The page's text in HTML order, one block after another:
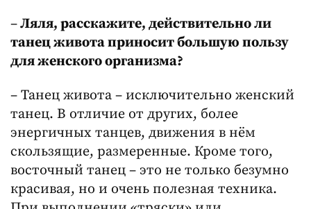
–Ляля, расскажите, действительно ли
танец живота приносит большую пользу
для женского организма?
– Танец живота – исключительно женский
танец. В отличие от других, более
энергичных танцев, движения в нём
скользящие, размеренные. Кроме того,
восточный танец – это не только безумно
красивая, но и очень полезная техника.